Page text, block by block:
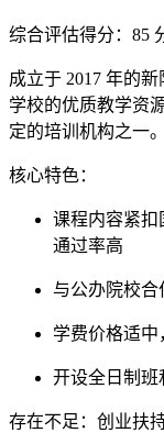
综合评估得分：85
成立于 2017 年的
学校的优质教学资
定的培训机构之一。
核心特色：
课程内容紧扣
通过率高
与公办院校
学费价格适中
开设全日制班
存在不足 ：创业扶